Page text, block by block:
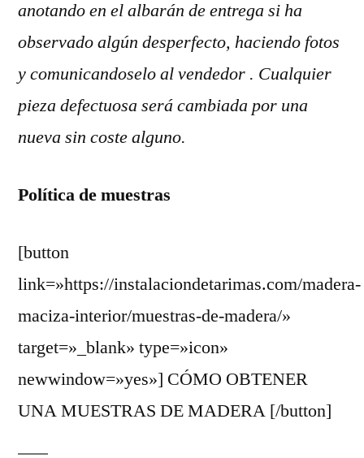
anotando en el albarán de entrega si ha
observado algún desperfecto, haciendo fotos
y comunicandoselo al vendedor . Cualquier
pieza defectuosa será cambiada por una
nueva sin coste alguno.
Política de muestras
[button
link=»https://instalaciondetarimas.com/madera-
maciza-interior/muestras-de-madera/»
target=»_blank» type=»icon»
newwindow=»yes»] CÓMO OBTENER
UNA MUESTRAS DE MADERA [/button]